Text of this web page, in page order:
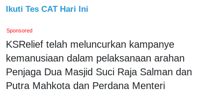
Ikuti Tes CAT Hari Ini
Sponsored
KSRelief telah meluncurkan kampanye
kemanusiaan dalam pelaksanaan arahan
Penjaga Dua Masjid Suci Raja Salman dan
Putra Mahkota dan Perdana Menteri